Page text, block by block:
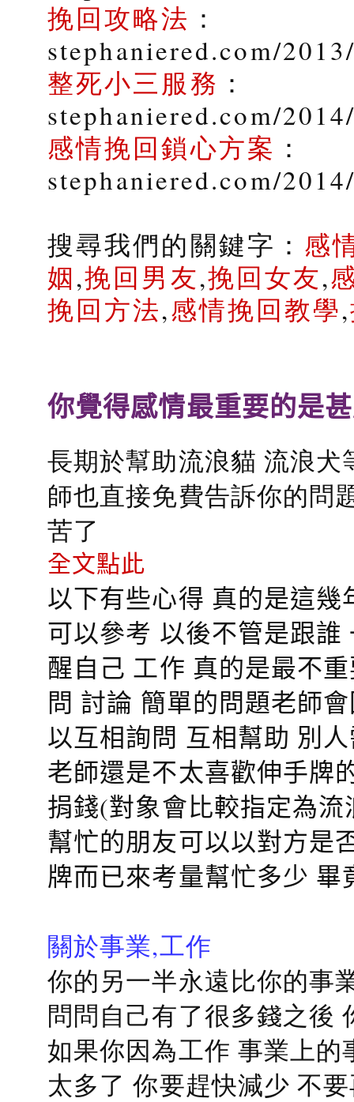
挽回攻略法 ：
stephaniered.com/
整死小三服務 ：
stephaniered.com/
感情挽回鎖心方案 ：
stephaniered.com/
搜尋我們的關鍵字： 感
姻,挽回男友,挽回女友,
挽回方法,感情挽回教學,
你覺得感情最重要的是
長期於幫助流浪貓 流浪
師也直接免費告訴你的問
苦了
全文點此
以下有些心得 真的是這
可以參考 以後不管是跟
醒自己 工作 真的是最不
問 討論 簡單的問題老師
以互相詢問 互相幫助 別
老師還是不太喜歡伸手牌
捐錢(對象會比較指定為
幫忙的朋友可以以對方是
牌而已來考量幫忙多少
關於事業,工作
你的另一半永遠比你的事
問問自己有了很多錢之後
如果你因為工作 事業上
太多了 你要趕快減少 不